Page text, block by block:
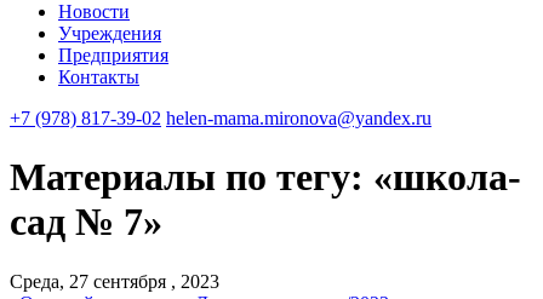
Новости
Учреждения
Предприятия
Контакты
+7 (978) 817-39-02 helen-mama.mironova@yandex.ru
Материалы по тегу: «школа-
сад № 7»
Среда, 27 сентября , 2023